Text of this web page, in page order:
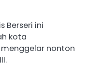
Berseri ini
kota
nonton